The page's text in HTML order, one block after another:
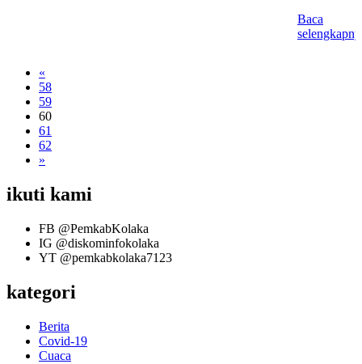
Baca
«
58
59
60
61
62
»
ikuti kami
FB @PemkabKolaka
IG @diskominfokolaka
YT @pemkabkolaka7123
kategori
Berita
Covid-19
Cuaca